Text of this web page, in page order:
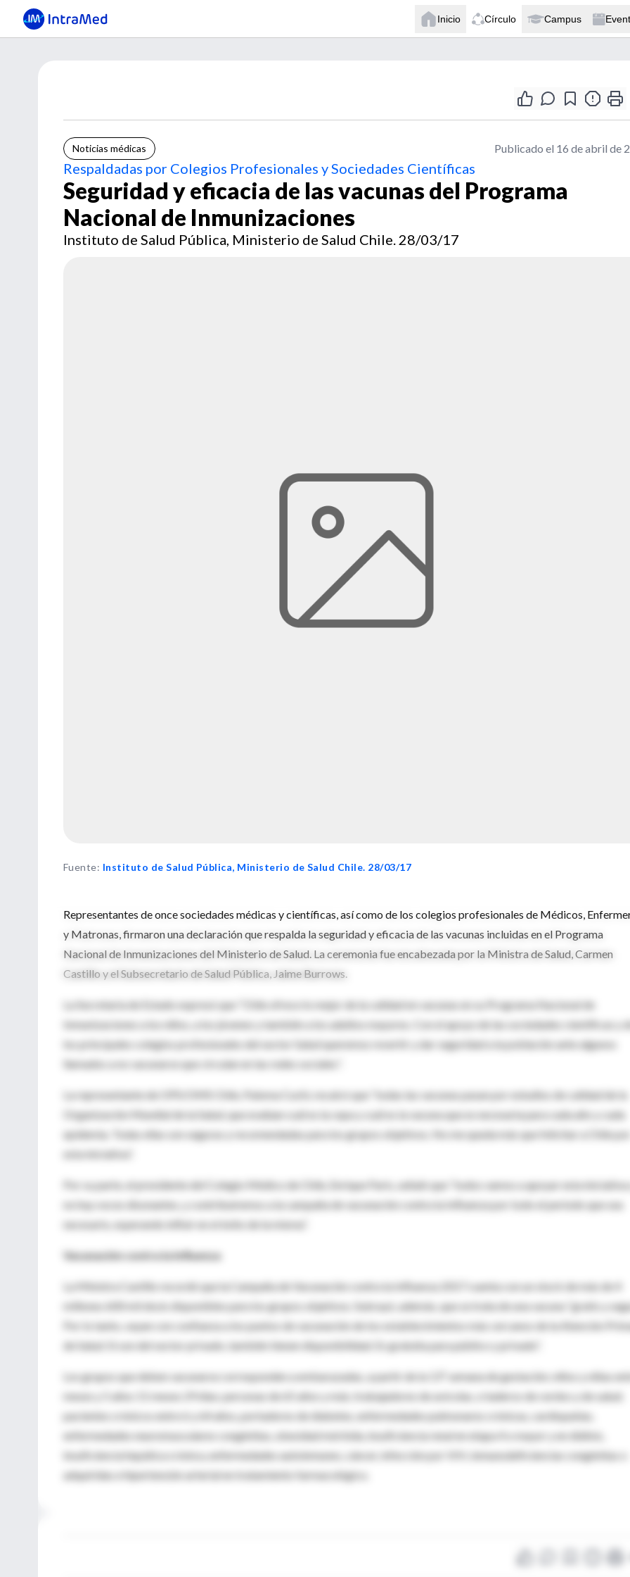
Inicio Círculo Campus
Noticias médicas Publicado el 16 de abril de
Respaldadas por Colegios Profesionales y Sociedades Científicas
Seguridad y eficacia de las vacunas del Programa
Nacional de Inmunizaciones
Instituto de Salud Pública, Ministerio de Salud Chile. 28/03/17
Fuente: Instituto de Salud Pública, Ministerio de Salud Chile. 28/03/17
Representantes de once sociedades médicas y científicas, así como de los colegios profesionales de Médicos,
y Matronas, firmaron una declaración que respalda la seguridad y eficacia de las vacunas incluidas en el Programa
Nacional de Inmunizaciones del Ministerio de Salud. La ceremonia fue encabezada por la Ministra de Salud, Carmen
Castillo y el Subsecretario de Salud Pública, Jaime Burrows.
La Secretaria de Estado expresó que “Chile ofrece lo mejor de la calidad en vacunas en su Programa Nacional de
Inmunizaciones a los niños, a los jóvenes y también a los adultos mayores. Con el apoyo de las sociedades científicas y
los principales colegios profesionales del sector Salud queremos revertir y dar seguridad a la población ante algunos
llamados a no vacunarse que circulan en las redes sociales”.
La representante de OPS/OMS Chile, Paloma Cuchí, recalcó que “todas las vacunas pasan por estudios de calidad de la
Organización Mundial de la Salud, que evalúan cuál es la cepa y cuál es la vacuna que es necesaria para cada año y cada
epidemia. Todas ellas son seguras y recomendadas para los grupos objetivos. No me queda más que felicitar a Chile
esta iniciativa”.
Por su parte, el presidente del Colegio Médico de Chile, Enrique Paris, señaló que “todos vamos a apoyar esta iniciativa
no hay voces disonantes, y contribuiremos a la campaña de vacunación contra la Influenza por todo el período que sea
necesario, esperando influir en el éxito de la misma”.
Vacunación contra la Influenza
La Ministra Castillo recordó que la Campaña de Vacunación contra la Influenza 2017 cuenta con un stock de más de 4
millones 600 mil dosis disponibles para los grupos objetivos. Subrayó, además, que se trata de una vacuna “gratis y
Por lo tanto, vayan con confianza a los puntos de vacunación de los establecimientos más cercanos de la Atención
de Salud. Si son del sector privado, también tienen disponibilidad. Es gratuita para público y privado”.
Los grupos que deben vacunarse corresponden a embarazadas, a partir de la 13ª semana de gestación; niños y niñas
meses y 5 años 11 meses 29 días; personas de 65 años y más; trabajadores de avícolas, criaderos de cerdos y de salud;
pacientes crónicos entre 6 y 64 años, portadores de diabetes, enfermedades pulmonares crónicas, cardiopatías,
enfermedades neuromusculares congénitas, obesidad mórbida, insuficiencia renal en etapa 4 o mayor y en diálisis,
insuficiencia hepática crónica, enfermedades autoinmunes, cáncer, infección por VIH, inmunodeficiencias congénitas o
adquiridas e hipertensión arterial en tratamiento farmacológico.